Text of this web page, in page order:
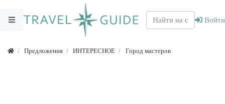
Войти
Предложения ИНТЕРЕСНОЕ Город мастеров